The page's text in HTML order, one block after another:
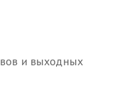
и выходных